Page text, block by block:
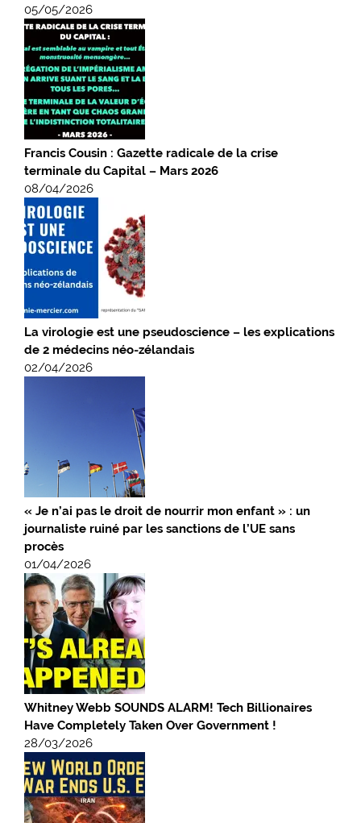
05/05/2026
Francis Cousin : Gazette radicale de la crise
terminale du Capital – Mars 2026
08/04/2026
La virologie est une pseudoscience – les explications
de 2 médecins néo-zélandais
02/04/2026
« Je n’ai pas le droit de nourrir mon enfant » : un
journaliste ruiné par les sanctions de l’UE sans
procès
01/04/2026
Whitney Webb SOUNDS ALARM! Tech Billionaires
Have Completely Taken Over Government !
28/03/2026